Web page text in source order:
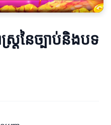
ស្ត្រនៃច្បាប់និងបទ